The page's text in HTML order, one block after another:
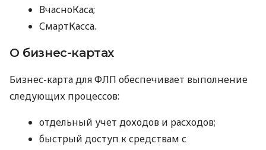
ВчасноКаса;
СмартКасса.
О бизнес-картах
Бизнес-карта для ФЛП обеспечивает выполнение
следующих процессов:
отдельный учет доходов и расходов;
быстрый доступ к средствам с